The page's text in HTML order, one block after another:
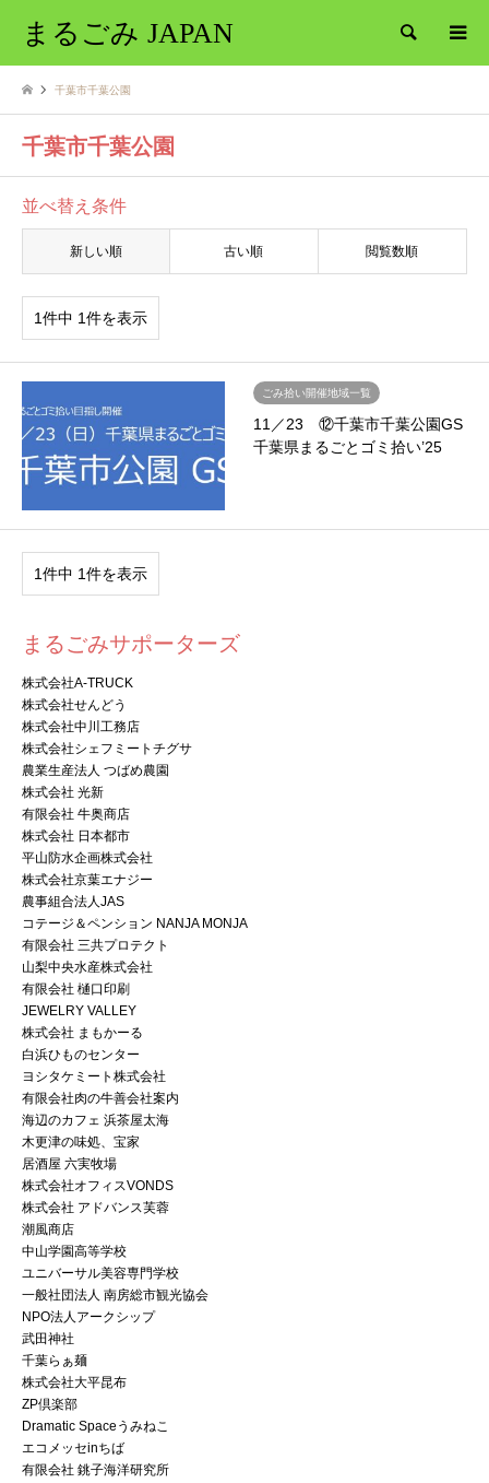
まるごみ JAPAN 検索
千葉市千葉公園
千葉市千葉公園
並べ替え条件
新しい順 古い順 閲覧数順
1件中 1件を表示
ごみ拾い開催地域一覧
11／23 ⑫千葉市千葉公園GS
千葉県まるごとゴミ拾い’25
1件中 1件を表示
まるごみサポーターズ
株式会社A-TRUCK
株式会社せんどう
株式会社中川工務店
株式会社シェフミートチグサ
農業生産法人 つばめ農園
株式会社 光新
有限会社 牛奥商店
株式会社 日本都市
平山防水企画株式会社
株式会社京葉エナジー
農事組合法人JAS
コテージ＆ペンション NANJA MONJA
有限会社 三共プロテクト
山梨中央水産株式会社
有限会社 樋口印刷
JEWELRY VALLEY
株式会社 まもかーる
白浜ひものセンター
ヨシタケミート株式会社
有限会社肉の牛善会社案内
海辺のカフェ 浜茶屋太海
木更津の味処、宝家
居酒屋 六実牧場
株式会社オフィスVONDS
株式会社 アドバンス芙蓉
潮風商店
中山学園高等学校
ユニバーサル美容専門学校
一般社団法人 南房総市観光協会
NPO法人アークシップ
武田神社
千葉らぁ麺
株式会社大平昆布
ZP倶楽部
Dramatic Spaceうみねこ
エコメッセinちば
有限会社 銚子海洋研究所